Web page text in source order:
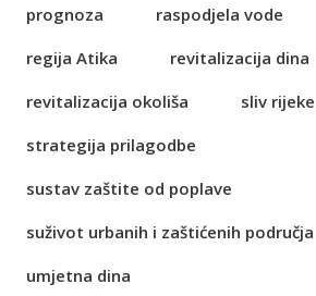
prognoza
raspodjela vode
regija Atika
revitalizacija dina
revitalizacija okoliša
sliv
strategija prilagodbe
sustav zaštite od poplave
suživot urbanih i zaštićenih područja
umjetna dina